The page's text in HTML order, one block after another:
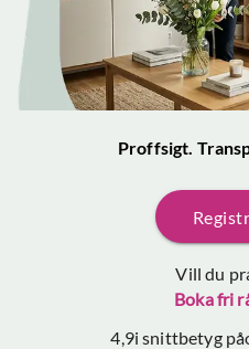
Proffsigt.
Vill du
Boka fri
4,9i snittbetyg på